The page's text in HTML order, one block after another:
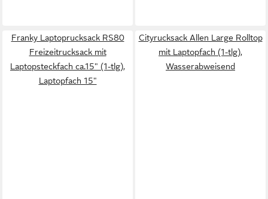
Franky Laptoprucksack RS80
Freizeitrucksack mit
Laptopsteckfach ca.15" (1-tlg),
Laptopfach 15"
Cityrucksack Allen Large Rolltop
mit Laptopfach (1-tlg),
Wasserabweisend